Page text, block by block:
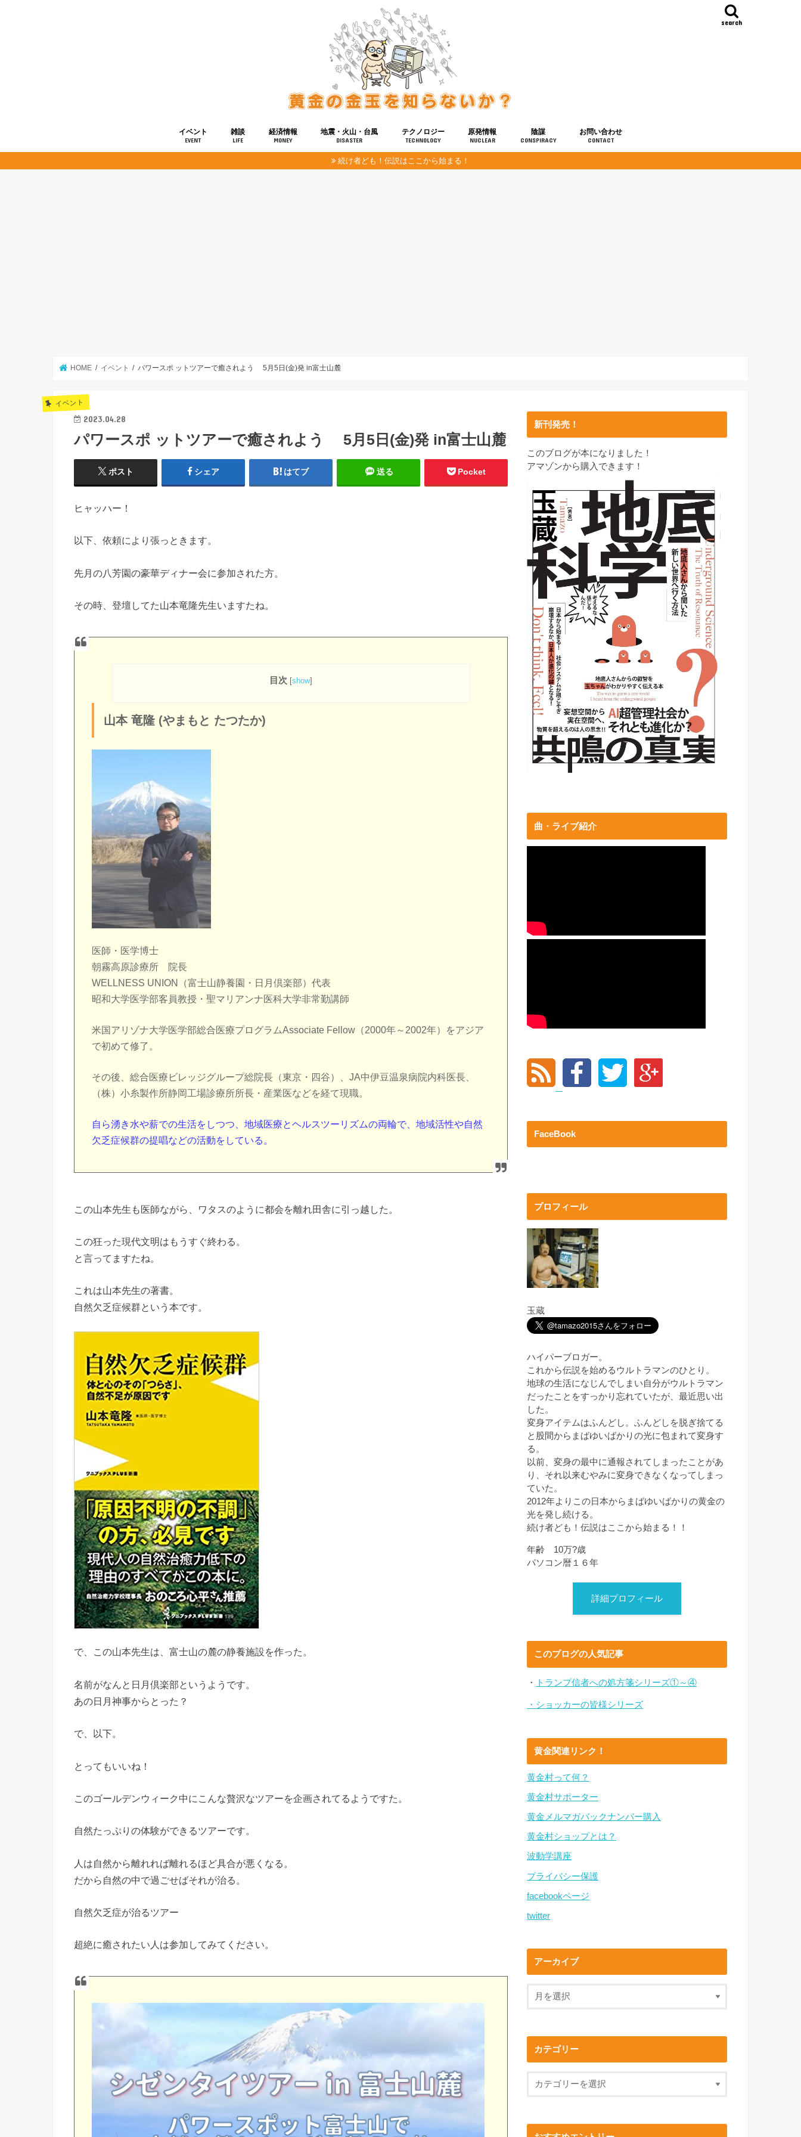
search
イベント
EVENT
雑談
LIFE
経済情報
MONEY
地震・火山・台風
DISASTER
テクノロジー
TECHNOLOGY
健康
宇宙
原発情報
NUCLEAR
陰謀
CONSPIRACY
お問い合わせ
CONTACT
続け者ども！伝説はここから始まる！
HOME イベント パワースポ ットツアーで癒されよう 5月5日(金)発 in富士山麓
イベント
2023.04.28
パワースポ ットツアーで癒されよう 5月5日(金)発 in富士山麓
ポスト シェア はてブ 送る Pocket
ヒャッハー！
以下、依頼により張っときます。
先月の八芳園の豪華ディナー会に参加された方。
その時、登壇してた山本竜隆先生いますたね。
目次 [show]
山本 竜隆 (やまもと たつたか)
医師・医学博士
朝霧高原診療所 院長
WELLNESS UNION（富士山静養園・日月倶楽部）代表
昭和大学医学部客員教授・聖マリアンナ医科大学非常勤講師
米国アリゾナ大学医学部総合医療プログラムAssociate Fellow（2000年～2002年）をアジア
で初めて修了。
その後、総合医療ビレッジグループ総院長（東京・四谷）、JA中伊豆温泉病院内科医長、
（株）小糸製作所静岡工場診療所所長・産業医などを経て現職。
自ら湧き水や薪での生活をしつつ、地域医療とヘルスツーリズムの両輪で、地域活性や自然
欠乏症候群の提唱などの活動をしている。
この山本先生も医師ながら、ワタスのように都会を離れ田舎に引っ越した。
この狂った現代文明はもうすぐ終わる。
と言ってますたね。
これは山本先生の著書。
自然欠乏症候群という本です。
で、この山本先生は、富士山の麓の静養施設を作った。
名前がなんと日月倶楽部というようです。
あの日月神事からとった？
で、以下。
とってもいいね！
このゴールデンウィーク中にこんな贅沢なツアーを企画されてるようですた。
自然たっぷりの体験ができるツアーです。
人は自然から離れれば離れるほど具合が悪くなる。
だから自然の中で過ごせばそれが治る。
自然欠乏症が治るツアー
超絶に癒されたい人は参加してみてください。
新刊発売！
このブログが本になりました！
アマゾンから購入できます！
曲・ライブ紹介
FaceBook
プロフィール
玉蔵
ハイパーブロガー。
これから伝説を始めるウルトラマンのひとり。
地球の生活になじんでしまい自分がウルトラマン
だったことをすっかり忘れていたが、最近思い出
した。
変身アイテムはふんどし。ふんどしを脱ぎ捨てる
と股間からまばゆいばかりの光に包まれて変身す
る。
以前、変身の最中に通報されてしまったことがあ
り、それ以来むやみに変身できなくなってしまっ
ていた。
2012年よりこの日本からまばゆいばかりの黄金の
光を発し続ける。
続け者ども！伝説はここから始まる！！
年齢 10万?歳
パソコン暦１６年
詳細プロフィール
このブログの人気記事
・ トランプ信者への処方箋シリーズ①～④
・ショッカーの皆様シリーズ
黄金関連リンク！
黄金村って何？
黄金村サポーター
黄金メルマガバックナンバー購入
黄金村ショップとは？
波動学講座
プライバシー保護
facebookページ
twitter
アーカイブ
カテゴリー